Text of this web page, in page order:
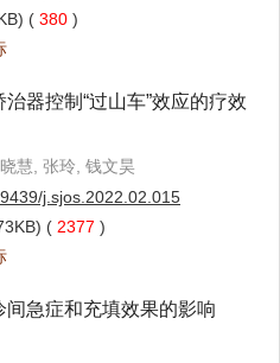
( 380 )
器控制“过山车”效应的疗效
慧, 张玲, 钱文昊
j.sjos.2022.02.015
( 2377 )
急症和充填效果的影响